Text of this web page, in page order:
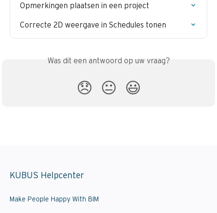
Opmerkingen plaatsen in een project
Correcte 2D weergave in Schedules tonen
Was dit een antwoord op uw vraag?
😞 😐 😃
KUBUS Helpcenter
Make People Happy With BIM